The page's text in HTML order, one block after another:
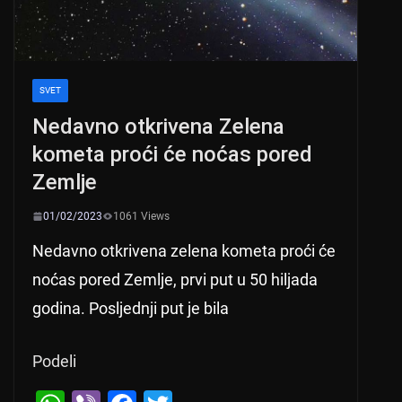
SVET
Nedavno otkrivena Zelena
kometa proći će noćas pored
Zemlje
01/02/2023 1061 Views
Nedavno otkrivena zelena kometa proći će
noćas pored Zemlje, prvi put u 50 hiljada
godina. Posljednji put je bila
Podeli